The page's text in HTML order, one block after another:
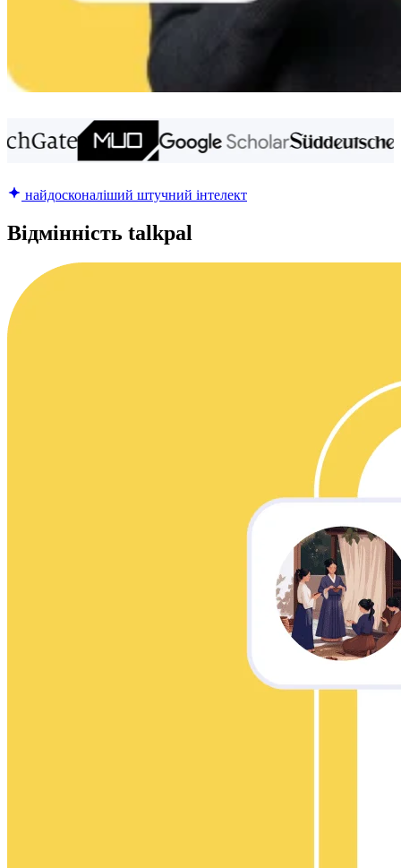
найдосконаліший штучний інтелект
Відмінність talkpal